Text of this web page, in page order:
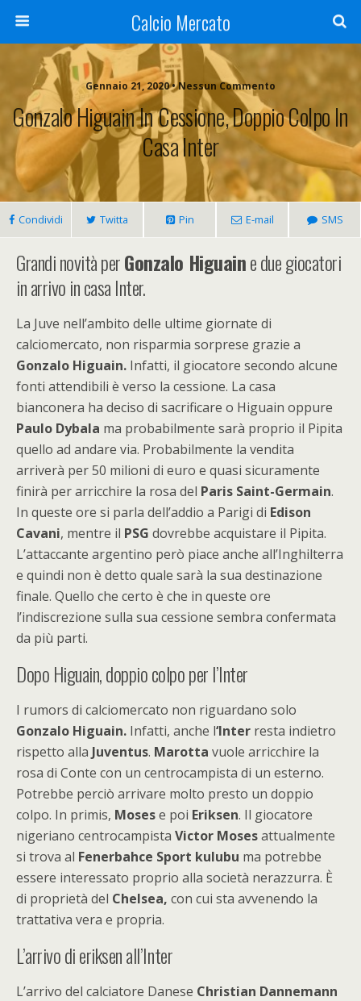
Calcio Mercato
Gennaio 21, 2020 • Nessun Commento
Gonzalo Higuain In Cessione, Doppio Colpo In
Casa Inter
Condividi Twitta Pin E-mail SMS
Grandi novità perGonzalo Higuaine due giocatori
in arrivo in casa Inter.
La Juve nell’ambito delle ultime giornate di
calciomercato, non risparmia sorprese grazie a
Gonzalo Higuain. Infatti, il giocatore secondo alcune
fonti attendibili è verso la cessione. La casa
bianconera ha deciso di sacrificare o Higuain oppure
Paulo Dybala ma probabilmente sarà proprio il Pipita
quello ad andare via. Probabilmente la vendita
arriverà per 50 milioni di euro e quasi sicuramente
finirà per arricchire la rosa del Paris Saint-Germain.
In queste ore si parla dell’addio a Parigi di Edison
Cavani, mentre il PSG dovrebbe acquistare il Pipita.
L’attaccante argentino però piace anche all’Inghilterra
e quindi non è detto quale sarà la sua destinazione
finale. Quello che certo è che in queste ore
l’indiscrezione sulla sua cessione sembra confermata
da più parti.
Dopo Higuain, doppio colpo per l’Inter
I rumors di calciomercato non riguardano solo
Gonzalo Higuain. Infatti, anche l‘Inter resta indietro
rispetto alla Juventus. Marotta vuole arricchire la
rosa di Conte con un centrocampista di un esterno.
Potrebbe perciò arrivare molto presto un doppio
colpo. In primis, Mosese poi Eriksen. Il giocatore
nigeriano centrocampista Victor Mosesattualmente
si trova al Fenerbahce Sport kulubu ma potrebbe
essere interessato proprio alla società nerazzurra. È
di proprietà del Chelsea, con cui sta avvenendo la
trattativa vera e propria.
L’arrivo di eriksen all’Inter
L’arrivo del calciatore Danese Christian Dannemann